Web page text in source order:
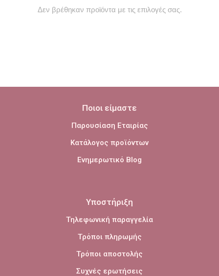
Δεν βρέθηκαν προϊόντα με τις επιλογές σας.
Ποιοι είμαστε
Παρουσίαση Εταιρίας
Κατάλογος προϊόντων
Ενημερωτικό Blog
Υποστήριξη
Τηλεφωνική παραγγελία
Τρόποι πληρωμής
Τρόποι αποστολής
Συχνές ερωτήσεις